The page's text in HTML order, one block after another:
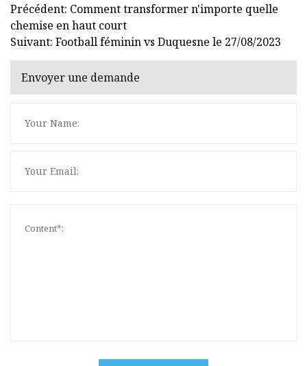
Précédent: Comment transformer n'importe quelle
chemise en haut court
Suivant: Football féminin vs Duquesne le 27/08/2023
Envoyer une demande